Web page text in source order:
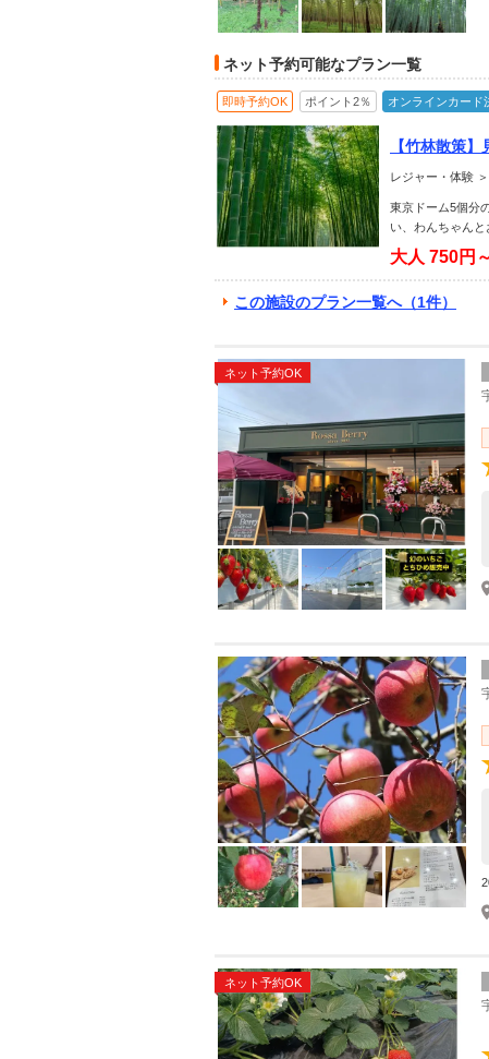
ネット予約可能なプラン一覧
即時予約OK ポイント2％ オンラインカード
【竹林散策
レジャー・体験
東京ドーム5個分
い、わんちゃん
大人 750円
この施設のプラン一覧へ（1件）
ネット予約OK
ネット予約OK